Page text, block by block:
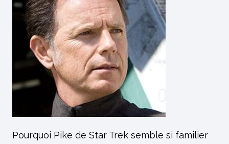
Pourquoi Pike de Star Trek semble si familier